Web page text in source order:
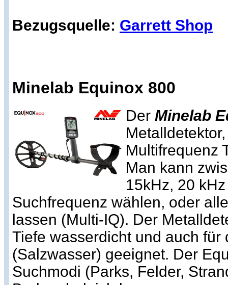
Bezugsquelle: Garrett Shop
Minelab Equinox 800
Der Minelab
Multifrequenz
Man kann
15kHz, 20
Suchfrequenz wählen, oder
lassen (Multi-IQ). Der
Tiefe wasserdicht und auch für
(Salzwasser) geeignet. Der
Suchmodi (Parks, Felder,